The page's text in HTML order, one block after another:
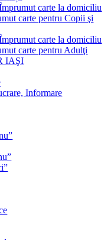
carte la domiciliu
carte pentru Copii şi
carte la domiciliu
carte pentru Adulţi
IAŞI
Informare